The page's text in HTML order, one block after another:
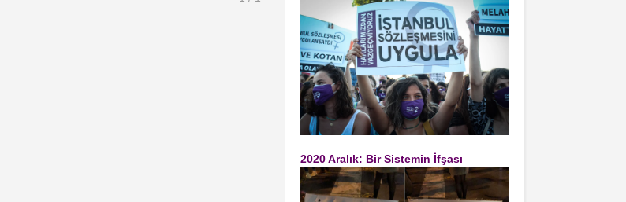
2020 Aralık: Bir Sistemin İfşası